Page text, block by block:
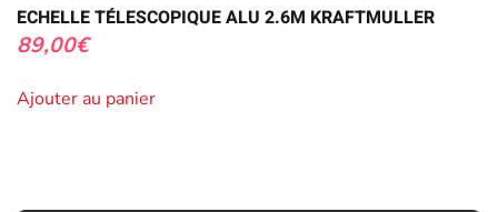
ECHELLE TÉLESCOPIQUE ALU 2.6M KRAFTMULLER
89,00€
Ajouter au panier